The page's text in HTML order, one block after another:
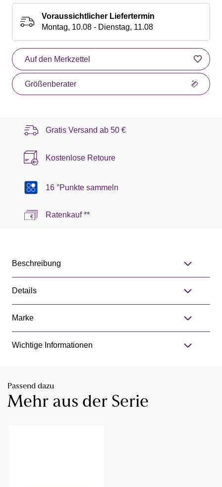
Voraussichtlicher Liefertermin
Montag, 10.08 - Dienstag, 11.08
Auf den Merkzettel
Größenberater
Gratis Versand ab 50 €
Kostenlose Retoure
16 °Punkte sammeln
Ratenkauf **
Beschreibung
Details
Marke
Wichtige Informationen
Passend dazu
Mehr aus der Serie